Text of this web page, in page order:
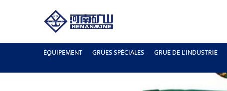
ÉQUIPEMENT
GRUES SPÉCIALES GRUE DE L'INDUSTRIE